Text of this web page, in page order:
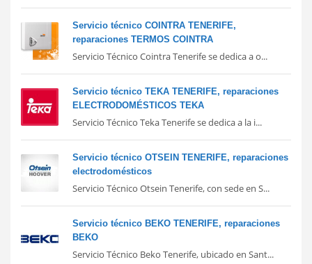
Servicio técnico COINTRA TENERIFE,
reparaciones TERMOS COINTRA
Servicio Técnico Cointra Tenerife se dedica a o...
Servicio técnico TEKA TENERIFE, reparaciones
ELECTRODOMÉSTICOS TEKA
Servicio Técnico Teka Tenerife se dedica a la i...
Servicio técnico OTSEIN TENERIFE, reparaciones
electrodomésticos
Servicio Técnico Otsein Tenerife, con sede en S...
Servicio técnico BEKO TENERIFE, reparaciones
BEKO
Servicio Técnico Beko Tenerife, ubicado en Sant...